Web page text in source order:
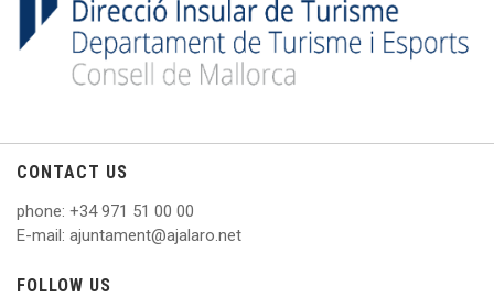
CONTACT US
phone: +34 971 51 00 00
E-mail: ajuntament@ajalaro.net
FOLLOW US